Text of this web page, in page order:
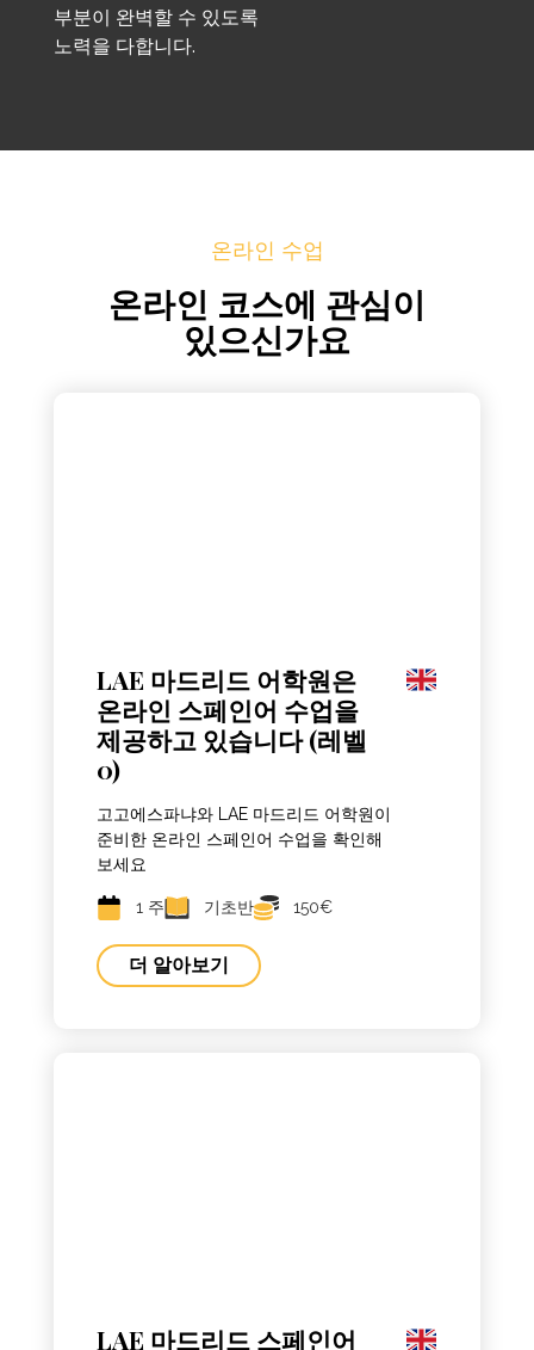
부분이 완벽할 수 있도록
노력을 다합니다.
온라인 수업
온라인 코스에 관심이
있으신가요
LAE 마드리드 어학원은
온라인 스페인어 수업을
제공하고 있습니다 (레벨
0)
고고에스파냐와 LAE 마드리드 어학원이
준비한 온라인 스페인어 수업을 확인해
보세요
1 주 기초반 150€
더 알아보기
LAE 마드리드 스페인어